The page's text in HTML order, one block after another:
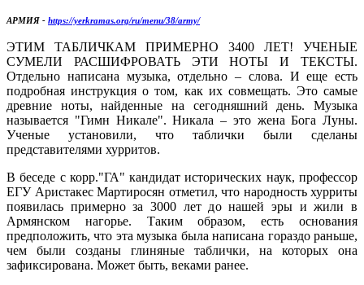
АРМИЯ - https://yerkramas.org/ru/menu/38/army/
ЭТИМ ТАБЛИЧКАМ ПРИМЕРНО 3400 ЛЕТ! УЧЕНЫЕ
СУМЕЛИ РАСШИФРОВАТЬ ЭТИ НОТЫ И ТЕКСТЫ.
Отдельно написана музыка, отдельно – слова. И еще есть
подробная инструкция о том, как их совмещать. Это самые
древние ноты, найденные на сегодняшний день. Музыка
называется "Гимн Никале". Никала – это жена Бога Луны.
Ученые установили, что таблички были сделаны
представителями хурритов.
В беседе с корр."ГА" кандидат исторических наук, профессор
ЕГУ Аристакес Мартиросян отметил, что народность хурриты
появилась примерно за 3000 лет до нашей эры и жили в
Армянском нагорье. Таким образом, есть основания
предположить, что эта музыка была написана гораздо раньше,
чем были созданы глиняные таблички, на которых она
зафиксирована. Может быть, веками ранее.